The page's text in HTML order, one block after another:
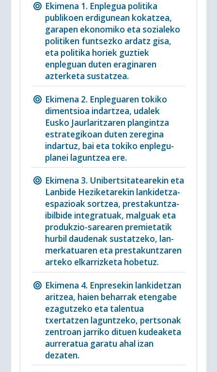
Ekimena 1. Enplegua politika
publikoen erdigunean kokatzea,
garapen ekonomiko eta sozialeko
politiken funtsezko ardatz gisa,
eta politika horiek guztiek
enpleguan duten eraginaren
azterketa sustatzea.
Ekimena 2. Enpleguaren tokiko
dimentsioa indartzea, udalek
Eusko Jaurlaritzaren plangintza
estrategikoan duten zeregina
indartuz, bai eta tokiko enplegu-
planei laguntzea ere.
Ekimena 3. Unibertsitatearekin eta
Lanbide Heziketarekin lankidetza-
espazioak sortzea, prestakuntza-
ibilbide integratuak, malguak eta
produkzio-sarearen premietatik
hurbil daudenak sustatzeko, lan-
merkatuaren eta prestakuntzaren
arteko elkarrizketa hobetuz.
Ekimena 4. Enpresekin lankidetzan
aritzea, haien beharrak etengabe
ezagutzeko eta talentua
txertatzen laguntzeko, pertsonak
zentroan jarriko dituen kudeaketa
aurreratua garatu ahal izan
dezaten.